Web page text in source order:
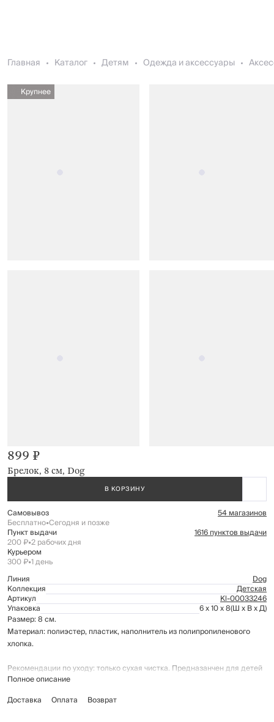
Главная Каталог Детям Одежда и аксессуары
Крупнее
Брелок, 8 см, Dog
899 ₽
В КОРЗИНУ
Самовывоз 54 магазинов
Бесплатно•Сегодня и позже
Пункт выдачи 1616 пунктов выдачи
200 ₽•2 рабочих дня
Курьером
300 ₽•1 день
Линия
Dog
Коллекция Детская
Артикул Kl-00033246
Упаковка 6 x 10 x 8(Ш x В x Д)
Размер: 8 см.
Материал: полиэстер, пластик, наполнитель из полипропиленового
хлопка.
Рекомендации по уходу: только сухая чистка. Предназанчен для детей
от 3-х лет.
Полное описание
Доставка
Оплата Возврат